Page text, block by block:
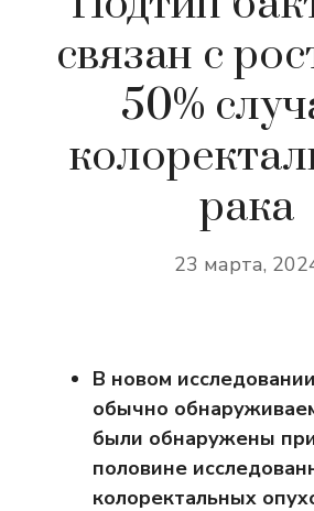
связан с
50%
рака
23 марта,
В новом
обычно
были обнаружены
половине
колоректальных